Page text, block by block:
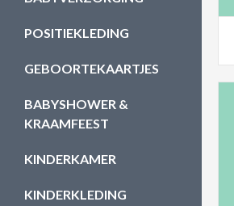
POSITIEKLEDING
GEBOORTEKAARTJES
BABYSHOWER &
KRAAMFEEST
KINDERKAMER
KINDERKLEDING